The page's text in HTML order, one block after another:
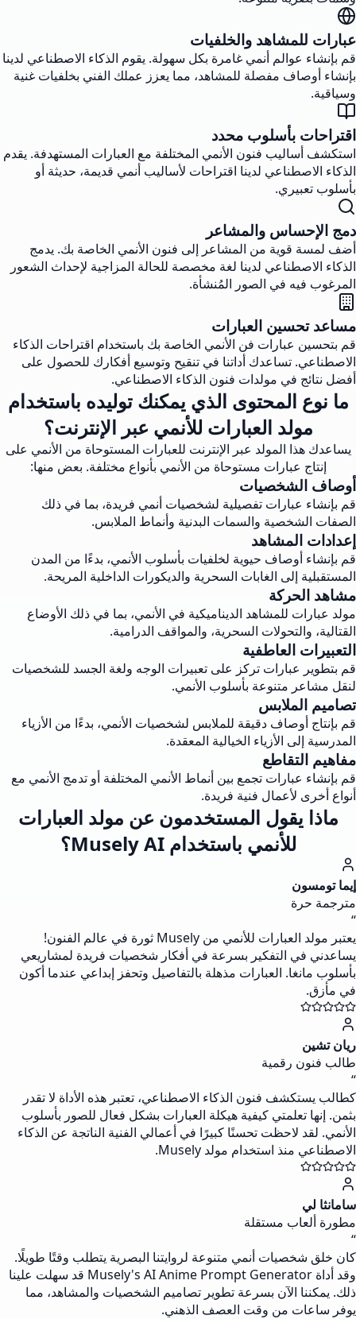
عبارات للمشاهد والخلفيات
قم بإنشاء عوالم أنمي غامرة بكل سهولة. يقوم الذكاء الاصطناعي لدينا
بإنشاء أوصاف مفصلة للمشاهد، مما يعزز عملك الفني بخلفيات غنية
وسياقية.
اقتراحات بأسلوب محدد
استكشف أساليب فنون الأنمي المختلفة مع العبارات المستهدفة. يقدم
الذكاء الاصطناعي لدينا اقتراحات لأساليب أنمي قديمة، حديثة أو
بأسلوب تعبيري.
دمج الإحساس والمشاعر
أضف لمسة قوية من المشاعر إلى فنون الأنمي الخاصة بك. يدمج
الذكاء الاصطناعي لدينا لغة مخصصة للحالة المزاجية لإحداث الشعور
المرغوب فيه في الصور المُنشأة.
مساعد تحسين العبارات
قم بتحسين عبارات فن الأنمي الخاصة بك باستخدام اقتراحات الذكاء
الاصطناعي. تساعدك أداتنا في تنقيح وتوسيع أفكارك للحصول على
أفضل نتائج في مولدات فنون الذكاء الاصطناعي.
ما نوع المحتوى الذي يمكنك توليده باستخدام
مولد العبارات للأنمي عبر الإنترنت؟
يساعدك هذا المولد عبر الإنترنت للعبارات المستوحاة من الأنمي على
إنتاج عبارات مستوحاة من الأنمي بأنواع مختلفة. بعض منها:
أوصاف الشخصيات
قم بإنشاء عبارات تفصيلية لشخصيات أنمي فريدة، بما في ذلك
الصفات الشخصية والسمات البدنية وأنماط الملابس.
إعدادات المشاهد
قم بإنشاء أوصاف حيوية لخلفيات بأسلوب الأنمي، بدءًا من المدن
المستقبلية إلى الغابات السحرية والديكورات الداخلية المريحة.
مشاهد الحركة
مولد عبارات للمشاهد الديناميكية في الأنمي، بما في ذلك الأوضاع
القتالية، والتحولات السحرية، والمواقف الدرامية.
التعبيرات العاطفية
قم بتطوير عبارات تركز على تعبيرات الوجه ولغة الجسد للشخصيات
لنقل مشاعر متنوعة بأسلوب الأنمي.
تصاميم الملابس
قم بإنتاج أوصاف دقيقة للملابس لشخصيات الأنمي، بدءًا من الأزياء
المدرسية إلى الأزياء الخيالية المعقدة.
مفاهيم التقاطع
قم بإنشاء عبارات تجمع بين أنماط الأنمي المختلفة أو تدمج الأنمي مع
أنواع أخرى لأعمال فنية فريدة.
ماذا يقول المستخدمون عن مولد العبارات
للأنمي باستخدام Musely AI؟
إيما تومسون
مترجمة حرة
“
يعتبر مولد العبارات للأنمي من Musely ثورة في عالم الفنون!
يساعدني في التفكير بسرعة في أفكار شخصيات فريدة لمشاريعي
بأسلوب مانغا. العبارات مذهلة بالتفاصيل وتحفز إبداعي عندما أكون
في مأزق.
ريان تشين
طالب فنون رقمية
“
كطالب يستكشف فنون الذكاء الاصطناعي، تعتبر هذه الأداة لا تقدر
بثمن. إنها تعلمتي كيفية هيكلة العبارات بشكل فعال للصور بأسلوب
الأنمي. لقد لاحظت تحسنًا كبيرًا في أعمالي الفنية الناتجة عن الذكاء
الاصطناعي منذ استخدام مولد Musely.
سامانثا لي
مطورة ألعاب مستقلة
“
كان خلق شخصيات أنمي متنوعة لروايتنا البصرية يتطلب وقتًا طويلًا.
وقد أداة Musely's AI Anime Prompt Generator قد سهلت علينا
ذلك. يمكننا الآن بسرعة تطوير تصاميم الشخصيات والمشاهد، مما
يوفر ساعات من وقت العصف الذهني.